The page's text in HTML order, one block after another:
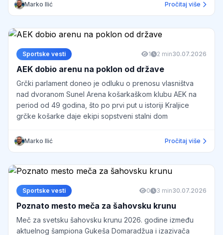
procenama.
Njegova uža specijalnost su
Superliga Srbije,Premier liga
takmičenja koja detaljno prati iz
sezone u sezonu. Posebno je
prepoznat po dubinskim analizama:
forme timova i pojedinaca,
domaćeg i gostujućeg učinka,
međusobnih duela (H2H),
Marko Ilić Pročitaj više
Sportske vesti 1 2 min30.07.2026
AEK dobio arenu na poklon od države
Grčki parlament doneo je odluku o prenosu vlasništva
nad dvoranom Sunel Arena košarkaškom klubu AEK na
period od 49 godina, što po prvi put u istoriji Kraljice
grčke košarke daje ekipi sopstveni stalni dom
Marko Ilić Pročitaj više
Sportske vesti 0 3 min30.07.2026
Poznato mesto meča za šahovsku krunu
Meč za svetsku šahovsku krunu 2026. godine između
aktuelnog šampiona Gukeša Domaradžua i izazivača